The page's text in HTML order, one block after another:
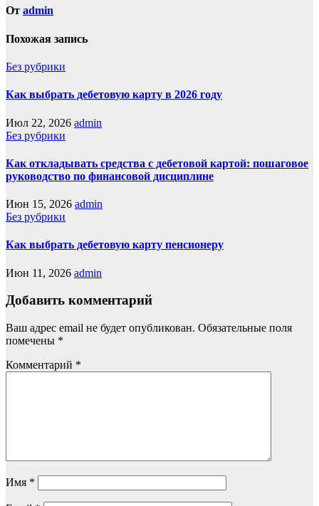
От admin
Похожая запись
Без рубрики
Как выбрать дебетовую карту в 2026 году
Июл 22, 2026 admin
Без рубрики
Как откладывать средства с дебетовой картой: пошаговое
руководство по финансовой дисциплине
Июн 15, 2026 admin
Без рубрики
Как выбрать дебетовую карту пенсионеру
Июн 11, 2026 admin
Добавить комментарий
Ваш адрес email не будет опубликован. Обязательные поля
помечены *
Комментарий *
Имя *